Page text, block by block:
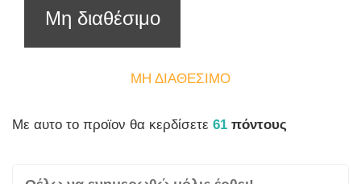
Μη διαθέσιμο
ΜΗ ΔΙΑΘΈΣΙΜΟ
Mε αυτο το προϊον θα κερδίσετε 61 πόντους